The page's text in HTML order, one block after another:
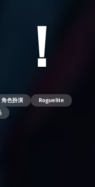
角色扮演
Roguelite